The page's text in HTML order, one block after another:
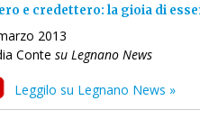
e credettero: la gioia di
2013
Conte su Legnano News
Leggilo su Legnano News »